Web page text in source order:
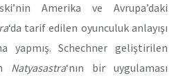
Amerika ve Avrupa’daki
‘da tarif edilen oyunculuk anlayışı
yapmış. Schechner geliştirilen
Natyasastra‘nın bir uygulaması